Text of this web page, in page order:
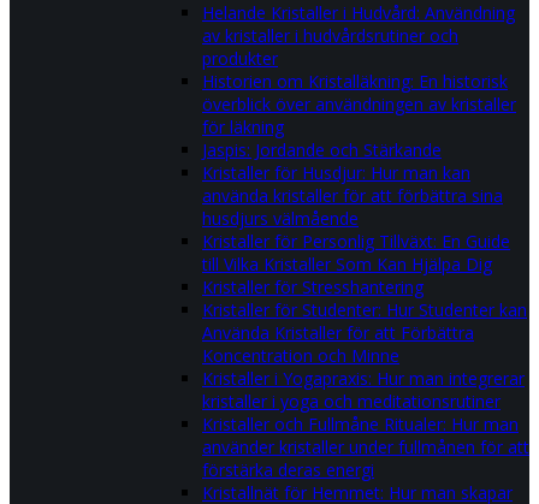
Helande Kristaller i Hudvård: Användning
av kristaller i hudvårdsrutiner och
produkter
Historien om Kristalläkning: En historisk
överblick över användningen av kristaller
för läkning
Jaspis: Jordande och Stärkande
Kristaller för Husdjur: Hur man kan
använda kristaller för att förbättra sina
husdjurs välmående
Kristaller för Personlig Tillväxt: En Guide
till Vilka Kristaller Som Kan Hjälpa Dig
Kristaller för Stresshantering
Kristaller för Studenter: Hur Studenter kan
Använda Kristaller för att Förbättra
Koncentration och Minne
Kristaller i Yogapraxis: Hur man integrerar
kristaller i yoga och meditationsrutiner
Kristaller och Fullmåne Ritualer: Hur man
använder kristaller under fullmånen för att
förstärka deras energi
Kristallnät för Hemmet: Hur man skapar